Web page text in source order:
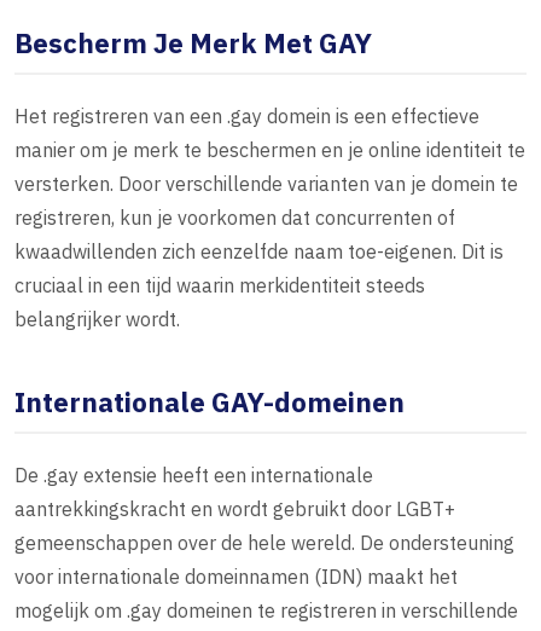
Bescherm Je Merk Met GAY
Het registreren van een .gay domein is een effectieve
manier om je merk te beschermen en je online identiteit te
versterken. Door verschillende varianten van je domein te
registreren, kun je voorkomen dat concurrenten of
kwaadwillenden zich eenzelfde naam toe-eigenen. Dit is
cruciaal in een tijd waarin merkidentiteit steeds
belangrijker wordt.
Internationale GAY-domeinen
De .gay extensie heeft een internationale
aantrekkingskracht en wordt gebruikt door LGBT+
gemeenschappen over de hele wereld. De ondersteuning
voor internationale domeinnamen (IDN) maakt het
mogelijk om .gay domeinen te registreren in verschillende